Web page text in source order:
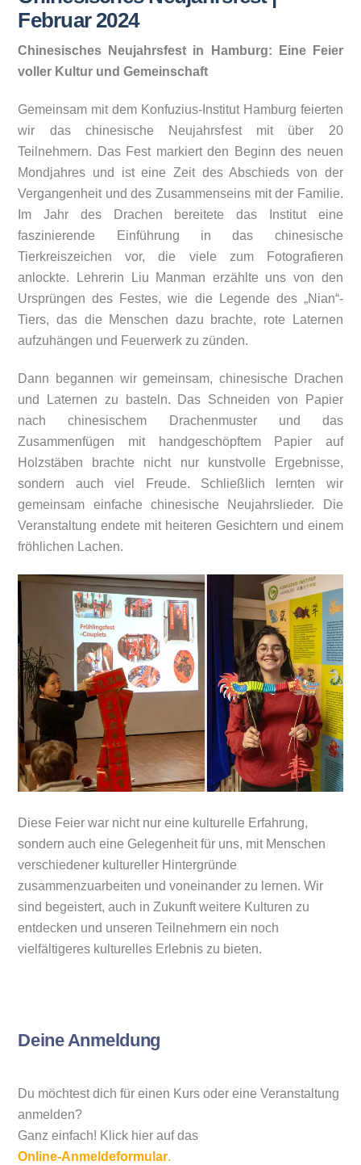
Februar 2024
Chinesisches Neujahrsfest in Hamburg: Eine Feier
voller Kultur und Gemeinschaft
Gemeinsam mit dem Konfuzius-Institut Hamburg feierten
wir das chinesische Neujahrsfest mit über 20
Teilnehmern. Das Fest markiert den Beginn des neuen
Mondjahres und ist eine Zeit des Abschieds von der
Vergangenheit und des Zusammenseins mit der Familie.
Im Jahr des Drachen bereitete das Institut eine
faszinierende Einführung in das chinesische
Tierkreiszeichen vor, die viele zum Fotografieren
anlockte. Lehrerin Liu Manman erzählte uns von den
Ursprüngen des Festes, wie die Legende des „Nian“-
Tiers, das die Menschen dazu brachte, rote Laternen
aufzuhängen und Feuerwerk zu zünden.
Dann begannen wir gemeinsam, chinesische Drachen
und Laternen zu basteln. Das Schneiden von Papier
nach chinesischem Drachenmuster und das
Zusammenfügen mit handgeschöpftem Papier auf
Holzstäben brachte nicht nur kunstvolle Ergebnisse,
sondern auch viel Freude. Schließlich lernten wir
gemeinsam einfache chinesische Neujahrslieder. Die
Veranstaltung endete mit heiteren Gesichtern und einem
fröhlichen Lachen.
Diese Feier war nicht nur eine kulturelle Erfahrung,
sondern auch eine Gelegenheit für uns, mit Menschen
verschiedener kultureller Hintergründe
zusammenzuarbeiten und voneinander zu lernen. Wir
sind begeistert, auch in Zukunft weitere Kulturen zu
entdecken und unseren Teilnehmern ein noch
vielfältigeres kulturelles Erlebnis zu bieten.
Deine Anmeldung
Du möchtest dich für einen Kurs oder eine Veranstaltung
anmelden?
Ganz einfach! Klick hier auf das
Online-Anmeldeformular.